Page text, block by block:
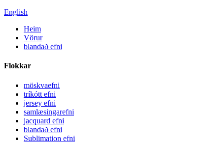
English
Heim
Vörur
blandað efni
Flokkar
möskvaefni
tríkótt efni
jersey efni
samlæsingarefni
jacquard efni
blandað efni
Sublimation efni